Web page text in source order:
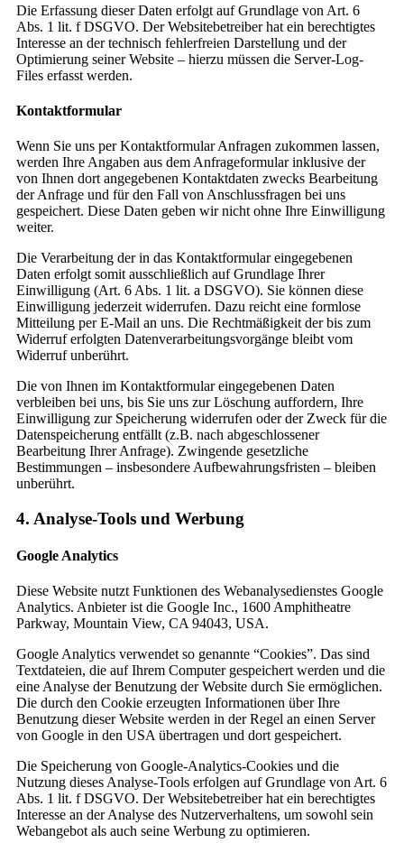
Die Erfassung dieser Daten erfolgt auf Grundlage von Art. 6
Abs. 1 lit. f DSGVO. Der Websitebetreiber hat ein berechtigtes
Interesse an der technisch fehlerfreien Darstellung und der
Optimierung seiner Website – hierzu müssen die Server-Log-
Files erfasst werden.
Kontaktformular
Wenn Sie uns per Kontaktformular Anfragen zukommen lassen,
werden Ihre Angaben aus dem Anfrageformular inklusive der
von Ihnen dort angegebenen Kontaktdaten zwecks Bearbeitung
der Anfrage und für den Fall von Anschlussfragen bei uns
gespeichert. Diese Daten geben wir nicht ohne Ihre Einwilligung
weiter.
Die Verarbeitung der in das Kontaktformular eingegebenen
Daten erfolgt somit ausschließlich auf Grundlage Ihrer
Einwilligung (Art. 6 Abs. 1 lit. a DSGVO). Sie können diese
Einwilligung jederzeit widerrufen. Dazu reicht eine formlose
Mitteilung per E-Mail an uns. Die Rechtmäßigkeit der bis zum
Widerruf erfolgten Datenverarbeitungsvorgänge bleibt vom
Widerruf unberührt.
Die von Ihnen im Kontaktformular eingegebenen Daten
verbleiben bei uns, bis Sie uns zur Löschung auffordern, Ihre
Einwilligung zur Speicherung widerrufen oder der Zweck für die
Datenspeicherung entfällt (z.B. nach abgeschlossener
Bearbeitung Ihrer Anfrage). Zwingende gesetzliche
Bestimmungen – insbesondere Aufbewahrungsfristen – bleiben
unberührt.
4. Analyse-Tools und Werbung
Google Analytics
Diese Website nutzt Funktionen des Webanalysedienstes Google
Analytics. Anbieter ist die Google Inc., 1600 Amphitheatre
Parkway, Mountain View, CA 94043, USA.
Google Analytics verwendet so genannte “Cookies”. Das sind
Textdateien, die auf Ihrem Computer gespeichert werden und die
eine Analyse der Benutzung der Website durch Sie ermöglichen.
Die durch den Cookie erzeugten Informationen über Ihre
Benutzung dieser Website werden in der Regel an einen Server
von Google in den USA übertragen und dort gespeichert.
Die Speicherung von Google-Analytics-Cookies und die
Nutzung dieses Analyse-Tools erfolgen auf Grundlage von Art. 6
Abs. 1 lit. f DSGVO. Der Websitebetreiber hat ein berechtigtes
Interesse an der Analyse des Nutzerverhaltens, um sowohl sein
Webangebot als auch seine Werbung zu optimieren.